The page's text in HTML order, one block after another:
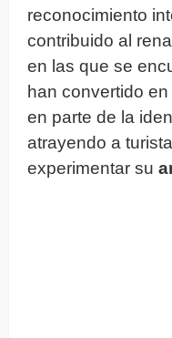
reconocimiento
contribuido al
en las que se
han convertido en
en parte de la
atrayendo a
experimentar su